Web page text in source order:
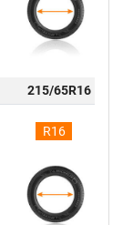
215/65R16
R16